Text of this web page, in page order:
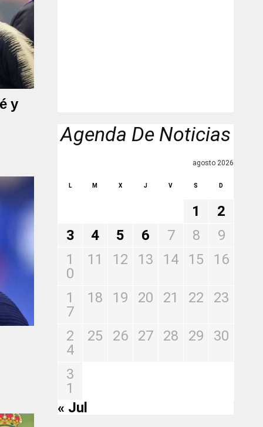
y
Agenda De Noticias
agosto 2026
L M X J V S D
1
2
3
4 5 6 7 8
9
1
0
11 12 13 14 15 16
1
7
18 19 20 21 22 23
2
4
25 26 27 28 29 30
3
1
« Jul